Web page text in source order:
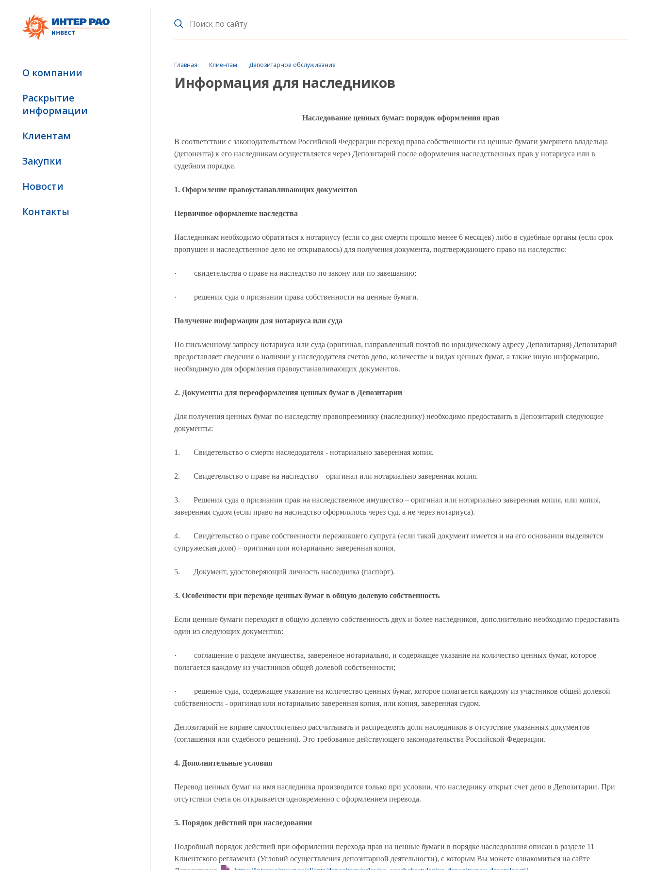
О компании
Раскрытие
информации
Клиентам
Закупки
Новости
Контакты
Главная Клиентам Депозитарное обслуживание
Информация для наследников
Наследование ценных бумаг: порядок оформления прав
В соответствии с законодательством Российской Федерации переход права собственности на ценные бумаги умершего владельца
(депонента) к его наследникам осуществляется через Депозитарий после оформления наследственных прав у нотариуса или в
судебном порядке.
1. Оформление правоустанавливающих документов
Первичное оформление наследства
Наследникам необходимо обратиться к нотариусу (если со дня смерти прошло менее 6 месяцев) либо в судебные органы (если срок
пропущен и наследственное дело не открывалось) для получения документа, подтверждающего право на наследство:
· свидетельства о праве на наследство по закону или по завещанию;
· решения суда о признании права собственности на ценные бумаги.
Получение информации для нотариуса или суда
По письменному запросу нотариуса или суда (оригинал, направленный почтой по юридическому адресу Депозитария) Депозитарий
предоставляет сведения о наличии у наследодателя счетов депо, количестве и видах ценных бумаг, а также иную информацию,
необходимую для оформления правоустанавливающих документов.
2. Документы для переоформления ценных бумаг в Депозитарии
Для получения ценных бумаг по наследству правопреемнику (наследнику) необходимо предоставить в Депозитарий следующие
документы:
1. Свидетельство о смерти наследодателя - нотариально заверенная копия.
2. Свидетельство о праве на наследство – оригинал или нотариально заверенная копия.
3. Решения суда о признании прав на наследственное имущество – оригинал или нотариально заверенная копия, или копия,
заверенная судом (если право на наследство оформлялось через суд, а не через нотариуса).
4. Свидетельство о праве собственности пережившего супруга (если такой документ имеется и на его основании выделяется
супружеская доля) – оригинал или нотариально заверенная копия.
5. Документ, удостоверяющий личность наследника (паспорт).
3. Особенности при переходе ценных бумаг в общую долевую собственность
Если ценные бумаги переходят в общую долевую собственность двух и более наследников, дополнительно необходимо предоставить
один из следующих документов:
· соглашение о разделе имущества, заверенное нотариально, и содержащее указание на количество ценных бумаг, которое
полагается каждому из участников общей долевой собственности;
· решение суда, содержащее указание на количество ценных бумаг, которое полагается каждому из участников общей долевой
собственности - оригинал или нотариально заверенная копия, или копия, заверенная судом.
Депозитарий не вправе самостоятельно рассчитывать и распределять доли наследников в отсутствие указанных документов
(соглашения или судебного решения). Это требование действующего законодательства Российской Федерации.
4. Дополнительные условия
Перевод ценных бумаг на имя наследника производится только при условии, что наследнику открыт счет депо в Депозитарии. При
отсутствии счета он открывается одновременно с оформлением перевода.
5. Порядок действий при наследовании
Подробный порядок действий при оформлении перехода прав на ценные бумаги в порядке наследования описан в разделе 11
Клиентского регламента (Условий осуществления депозитарной деятельности), с которым Вы можете ознакомиться на сайте